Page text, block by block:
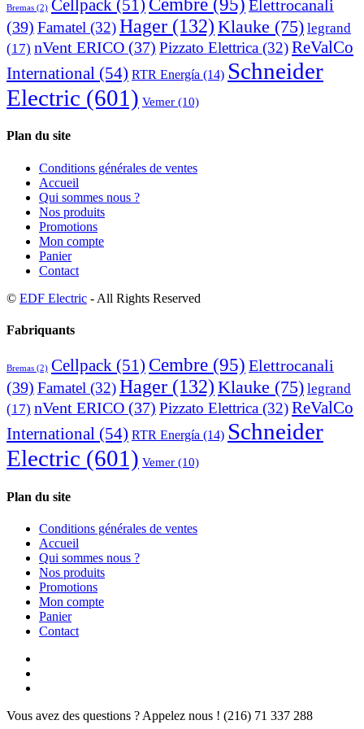
Bremas (2) Cellpack (51) Cembre (95) Elettrocanali
(39) Famatel (32)Hager (132) Klauke (75) legrand
(17) nVent ERICO (37) Pizzato Elettrica (32)ReValCo
International (54) RTR Energía (14) Schneider
Electric (601) Vemer (10)
Plan du site
Conditions générales de ventes
Accueil
Qui sommes nous ?
Nos produits
Promotions
Mon compte
Panier
Contact
© EDF Electric - All Rights Reserved
Fabriquants
Bremas (2) Cellpack (51) Cembre (95) Elettrocanali
(39) Famatel (32)Hager (132) Klauke (75) legrand
(17) nVent ERICO (37) Pizzato Elettrica (32)ReValCo
International (54) RTR Energía (14) Schneider
Electric (601) Vemer (10)
Plan du site
Conditions générales de ventes
Accueil
Qui sommes nous ?
Nos produits
Promotions
Mon compte
Panier
Contact
Vous avez des questions ? Appelez nous ! (216) 71 337 288